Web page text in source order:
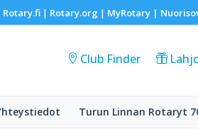
Rotary.fi| Rotary.org | MyRotary |
Club Finder
Turun Linnan Rotaryt